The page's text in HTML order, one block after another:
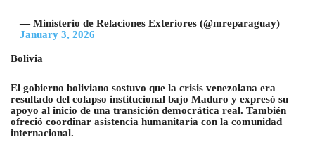
— Ministerio de Relaciones Exteriores (@mreparaguay)
January 3, 2026
Bolivia
El gobierno boliviano sostuvo que la crisis venezolana era
resultado del colapso institucional bajo Maduro y expresó su
apoyo al inicio de una transición democrática real. También
ofreció coordinar asistencia humanitaria con la comunidad
internacional.